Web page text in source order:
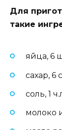
Для
такие
яйца, 6
сахар, 6
соль, 1
молоко